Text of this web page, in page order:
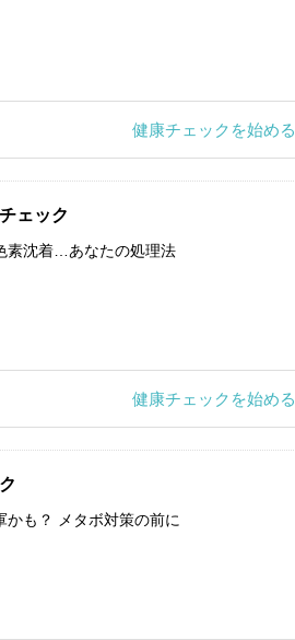
健康チェックを始める
ェック
素沈着…あなたの処理法
健康チェックを始める
かも？ メタボ対策の前に